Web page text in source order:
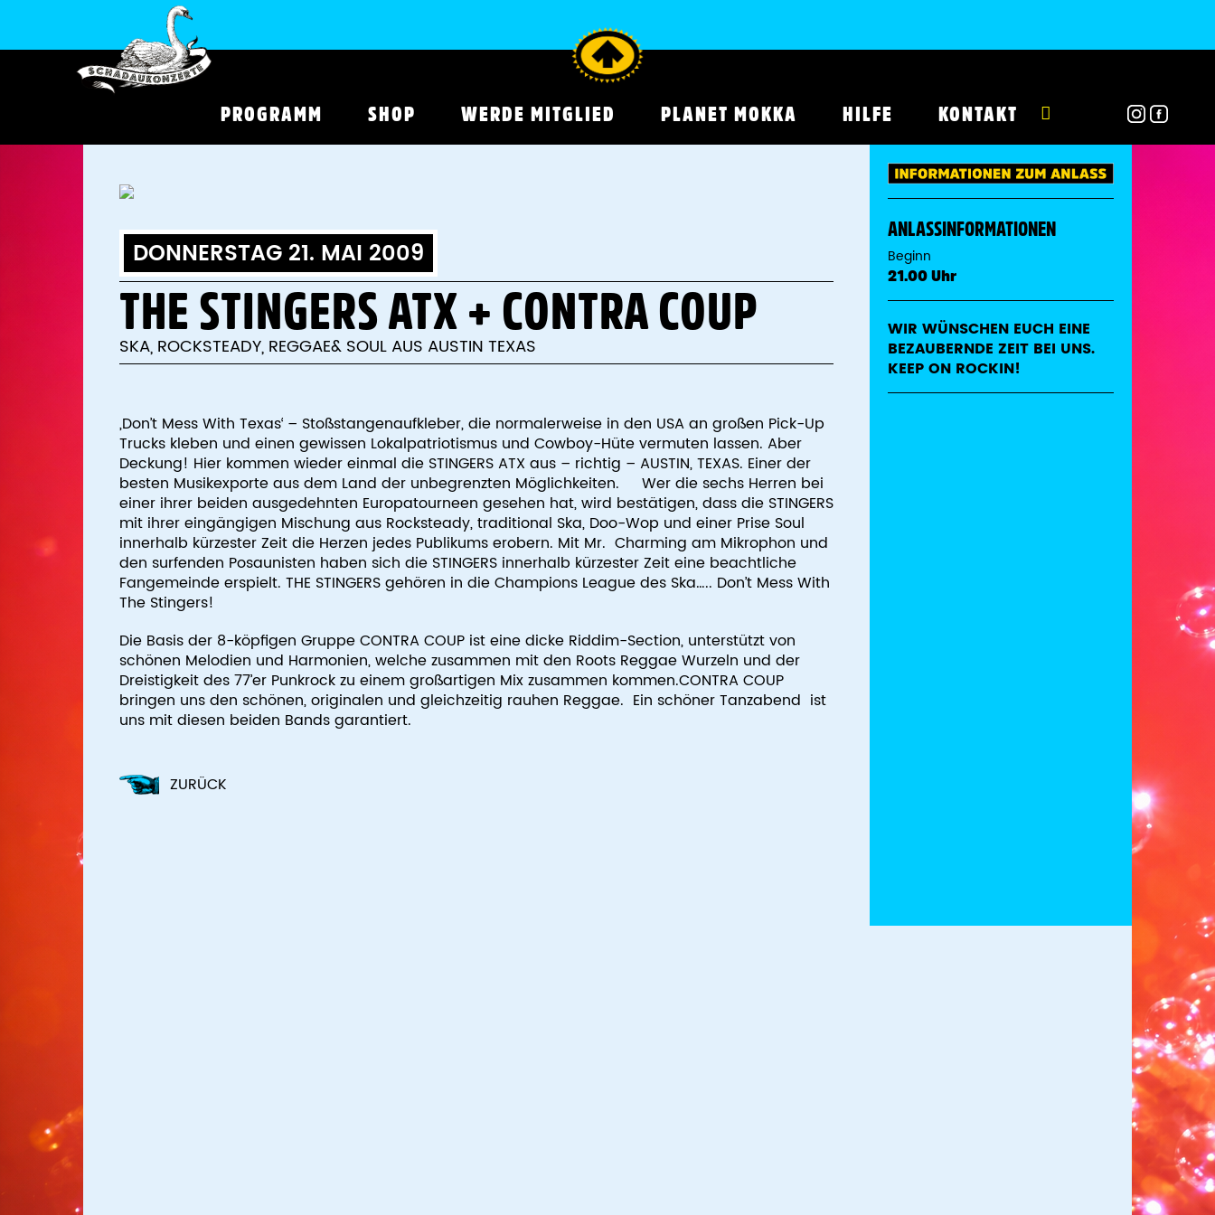
PROGRAMM SHOP WERDE MITGLIED PLANET MOKKA HILFE KONTAKT
DONNERSTAG 21. MAI 2009
THE STINGERS ATX + CONTRA COUP
SKA, ROCKSTEADY, REGGAE& SOUL AUS AUSTIN TEXAS
‚Don’t Mess With Texas‘ – Stoßstangenaufkleber, die normalerweise in den USA an großen Pick-Up
Trucks kleben und einen gewissen Lokalpatriotismus und Cowboy-Hüte vermuten lassen. Aber
Deckung! Hier kommen wieder einmal die STINGERS ATX aus – richtig – AUSTIN, TEXAS. Einer der
besten Musikexporte aus dem Land der unbegrenzten Möglichkeiten. Wer die sechs Herren bei
einer ihrer beiden ausgedehnten Europatourneen gesehen hat, wird bestätigen, dass die STINGERS
mit ihrer eingängigen Mischung aus Rocksteady, traditional Ska, Doo-Wop und einer Prise Soul
innerhalb kürzester Zeit die Herzen jedes Publikums erobern. Mit Mr. Charming am Mikrophon und
den surfenden Posaunisten haben sich die STINGERS innerhalb kürzester Zeit eine beachtliche
Fangemeinde erspielt. THE STINGERS gehören in die Champions League des Ska….. Don’t Mess With
The Stingers!
Die Basis der 8-köpfigen Gruppe CONTRA COUP ist eine dicke Riddim-Section, unterstützt von
schönen Melodien und Harmonien, welche zusammen mit den Roots Reggae Wurzeln und der
Dreistigkeit des 77’er Punkrock zu einem großartigen Mix zusammen kommen.CONTRA COUP
bringen uns den schönen, originalen und gleichzeitig rauhen Reggae. Ein schöner Tanzabend ist
uns mit diesen beiden Bands garantiert.
ZURÜCK
ANLASSINFORMATIONEN
Beginn
21.00 Uhr
WIR WÜNSCHEN EUCH EINE
BEZAUBERNDE ZEIT BEI UNS.
KEEP ON ROCKIN!